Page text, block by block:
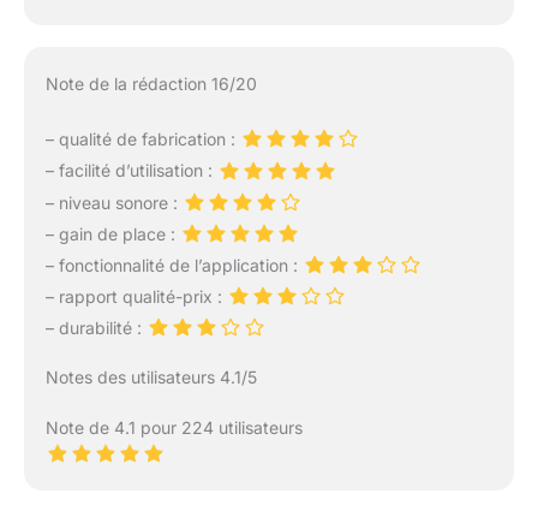
Note de la rédaction 16/20
– qualité de fabrication :
– facilité d’utilisation :
– niveau sonore :
– gain de place :
– fonctionnalité de l’application :
– rapport qualité-prix :
– durabilité :
Notes des utilisateurs 4.1/5
Note de 4.1 pour 224 utilisateurs